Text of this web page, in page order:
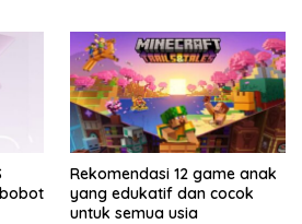
Rekomendasi 12 game anak
yang edukatif dan cocok
untuk semua usia